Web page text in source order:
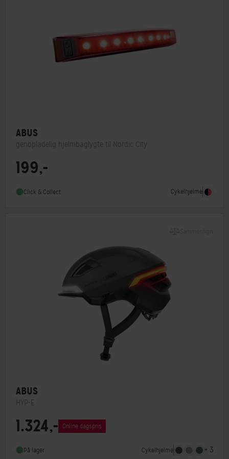
ABUS
genopladelig hjelmbaglygte til Nordic City
MIPS
199,-
Click & Collect Cykelhjelme
ABUS
HYP-E
MIPS
NTA-godkendt
1.324,- Online dagspris
På lager Cykelhjelme + 3